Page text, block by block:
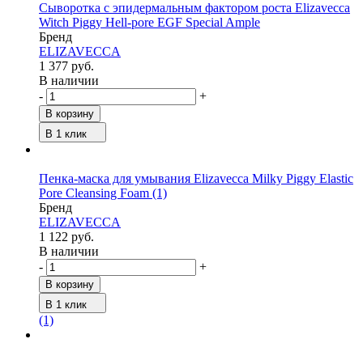
Сыворотка с эпидермальным фактором роста Elizavecca
Witch Piggy Hell-pore EGF Special Ample
Бренд
ELIZAVECCA
1 377 руб.
В наличии
-
+
В корзину
В 1 клик
Пенка-маска для умывания Elizavecca Milky Piggy Elastic
Pore Cleansing Foam (1)
Бренд
ELIZAVECCA
1 122 руб.
В наличии
-
+
В корзину
В 1 клик
(1)